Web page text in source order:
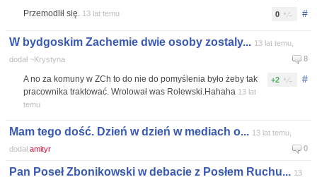
#
0
Przemodlił się. 13 lat temu
W bydgoskim Zachemie dwie osoby zostaly... 13 lat temu,
dodał ~Krystyna
8
#
+2
A no za komuny w ZCh to do nie do pomyślenia było żeby tak
pracownika traktować. Wrolował was Rolewski.Hahaha 13 lat
temu
Mam tego dość. Dzień w dzień w mediach o... 13 lat temu,
dodał amityr 0
Pan Poseł Zbonikowski w debacie z Posłem Ruchu... 13